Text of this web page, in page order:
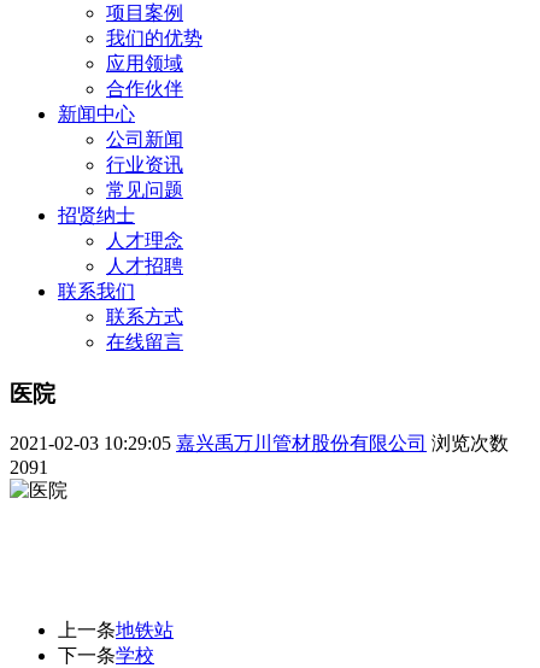
项目案例
我们的优势
应用领域
合作伙伴
新闻中心
公司新闻
行业资讯
常见问题
招贤纳士
人才理念
人才招聘
联系我们
联系方式
在线留言
医院
2021-02-03 10:29:05 嘉兴禹万川管材股份有限公司 浏览次数
2091
上一条地铁站
下一条学校